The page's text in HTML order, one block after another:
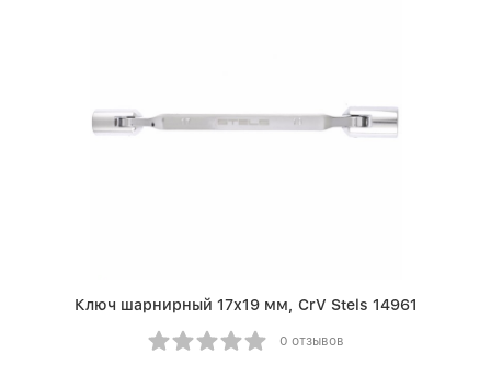
Ключ шарнирный 17х19 мм, CrV Stels 14961
0 отзывов